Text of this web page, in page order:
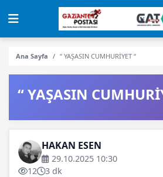
Ana Sayfa “ YAŞASIN CUMHURİYET “
“ YAŞASIN
HAKAN ESEN
29.10.2025 10:30
12
3 dk